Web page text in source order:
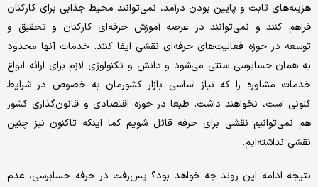
هزینه‌های ثابت و پایین بودن درآمد، نمی‌توانند محیط جذابی برای کارکنان
فراهم کنند و نمی‌توانند در عرصه آموزش حرفه‌ای کارکنان و تحقیق و
توسعه در حوزه فعالیت‌های حرفه‌ای نقشی ایفا کنند. خدمات آنها محدود
به همان حسابرسی سنتی می‌شود و دانش و تکنولوژی لازم برای ارائه انواع
خدمات مشاوره را که نیاز اساسی بازار کشورمان به خصوص در شرایط
کنونی است، نخواهند داشت. طبعا در حوزه اقتصادی و قانون‌گذاری کشور
هم نمی‌توانیم نقشی برای حرفه قائل شویم کما اینکه تا‌کنون نیز چنین
نقشی نداشته‌ایم.
نتیجه ادامه این روند چه خواهد بود؟ پس‌رفت در حرفه حسابرسی، عدم